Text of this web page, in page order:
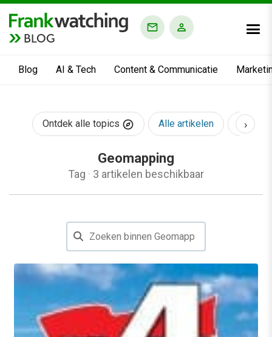
BLOG
Blog AI & Tech Content & Communicatie
Ontdek alle topics Alle artikelen AI &
›
Geomapping
Tag · 3 artikelen beschikbaar